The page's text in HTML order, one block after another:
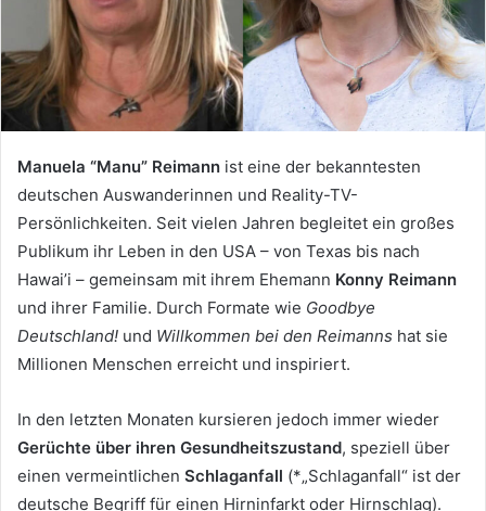
Manuela “Manu” Reimann ist eine der bekanntesten
deutschen Auswanderinnen und Reality-TV-
Persönlichkeiten. Seit vielen Jahren begleitet ein großes
Publikum ihr Leben in den USA – von Texas bis nach
Hawai’i – gemeinsam mit ihrem Ehemann Konny Reimann
und ihrer Familie. Durch Formate wie Goodbye
Deutschland! und Willkommen bei den Reimanns hat sie
Millionen Menschen erreicht und inspiriert.
In den letzten Monaten kursieren jedoch immer wieder
Gerüchte über ihren Gesundheitszustand, speziell über
einen vermeintlichen Schlaganfall (*„Schlaganfall“ ist der
deutsche Begriff für einen Hirninfarkt oder Hirnschlag).